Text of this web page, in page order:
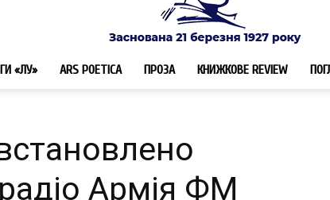
«ЛУ» ARS POETICA ПРОЗА КНИЖКОВЕ REVIEW
Армія ФМ